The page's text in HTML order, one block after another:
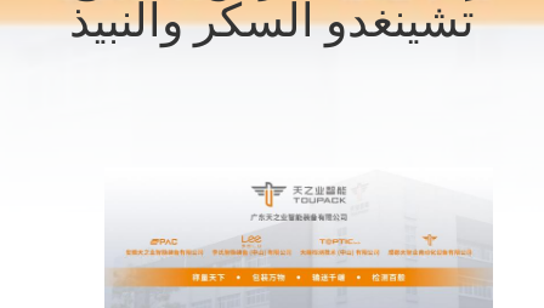
ضبط
أخبار
تشينغدو السكر والنبيذ